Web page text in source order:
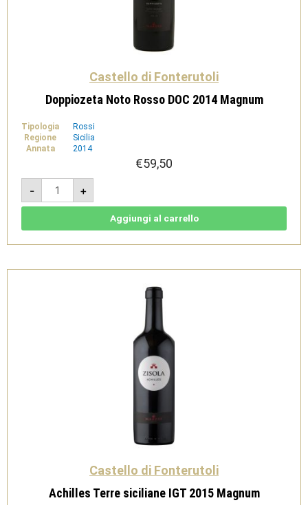
Castello di Fonterutoli
Doppiozeta Noto Rosso DOC 2014 Magnum
Tipologia
Rossi
Regione
Sicilia
Annata
2014
€59,50
-
Doppiozeta
Noto
Rosso
DOC
+
Aggiungi al carrello
Castello di Fonterutoli
Achilles Terre siciliane IGT 2015 Magnum